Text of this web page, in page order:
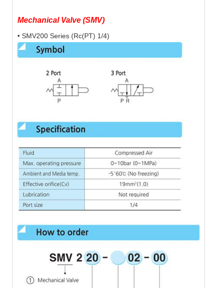
Mechanical Valve (SMV)
• SMV200 Series (Rc(PT) 1/4)